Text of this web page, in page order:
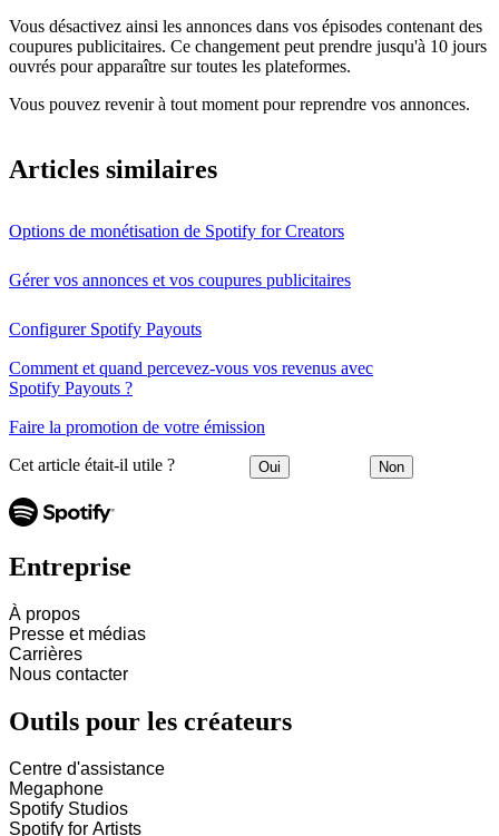
Vous désactivez ainsi les annonces dans vos épisodes contenant des
coupures publicitaires. Ce changement peut prendre jusqu'à 10 jours
ouvrés pour apparaître sur toutes les plateformes.
Vous pouvez revenir à tout moment pour reprendre vos annonces.
Articles similaires
Options de monétisation de Spotify for Creators
Gérer vos annonces et vos coupures publicitaires
Configurer Spotify Payouts
Comment et quand percevez-vous vos revenus avec
Spotify Payouts ?
Faire la promotion de votre émission
Cet article était-il utile ? Oui Non
Entreprise
À propos
Presse et médias
Carrières
Nous contacter
Outils pour les créateurs
Centre d'assistance
Megaphone
Spotify Studios
Spotify for Artists